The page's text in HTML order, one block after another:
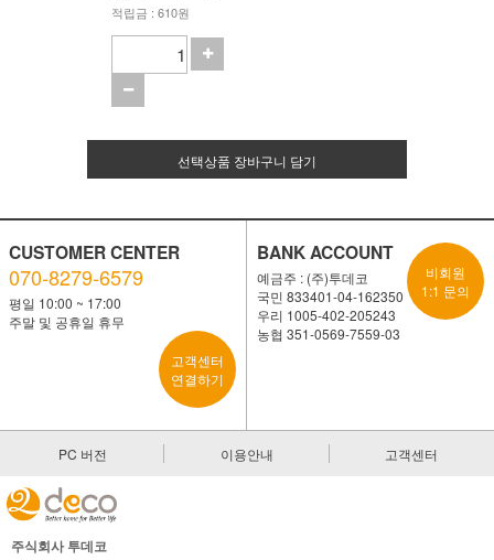
적립금 : 610원
선택상품 장바구니 담기
CUSTOMER CENTER
070-8279-6579
평일 10:00 ~ 17:00
주말 및 공휴일 휴무
고객센터
연결하기
BANK ACCOUNT
예금주 : (주)투데코
국민 833401-04-162350
우리 1005-402-205243
농협 351-0569-7559-03
비회원
1:1 문의
PC 버전 이용안내 고객센터
주식회사 투데코